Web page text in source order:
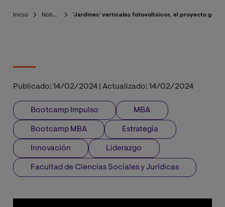
Inicio Noticias ‘Jardines’ verticales fotovoltaicos, el proyecto
Publicado: 14/02/2024 Actualizado: 14/02/2024
Bootcamp Impulso MBA
Bootcamp MBA Estrategia
Innovación Liderazgo
Facultad de Ciencias Sociales y Jurídicas